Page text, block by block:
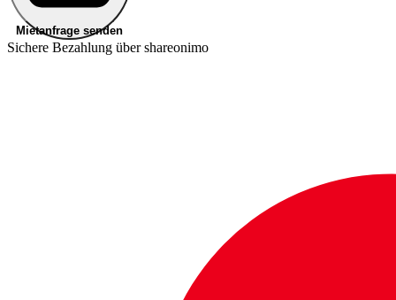
Mietanfrage senden
Sichere Bezahlung über shareonimo